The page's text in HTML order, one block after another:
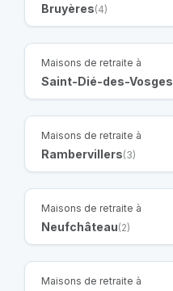
Bruyères(4)
Maisons de retraite à
Saint-Dié-des-Vosges
Maisons de retraite à
Rambervillers(3)
Maisons de retraite à
Neufchâteau(2)
Maisons de retraite à